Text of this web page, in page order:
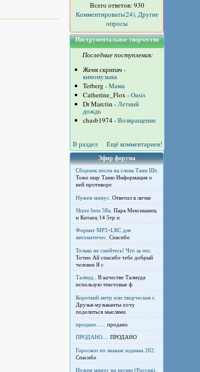
Всего ответов: 930
Комментировать(24).Другие
опросы
Инструментальное творчество
Последние поступления:
Женя скрипач -
киномузыка
Terberg -Мама
Catherine_Flox -Oasis
Dr Marctin -Летний
дождь
chasb1974 -Возвращение
В раздел Ещё комментариев!
Эфир форума
Сборник песен на слова Тани Шт.
Тоже ищу Таню Информация о
ней противоре
Нужен минус. Ответил в личке
Shure beta 58а. Пара Мексиканец
и Китаец 14 5тр и
Формат MP3+LRC для
автоматичес. Спасибо
Только не смейтесь! Что за пес.
Точно Ай спасибо тебе добрый
человек Я с
Талмуд..
В качестве Талмуда
использую текстовые ф
Короткий метр или творческая с.
Друзья-музыканты хочу
поделиться мыслями
продано...... продано
ПРОДАНО.... ПРОДАНО
Гороскоп по знакам зодиака 202.
Спасибо
Нужен минус на песню (Россия).